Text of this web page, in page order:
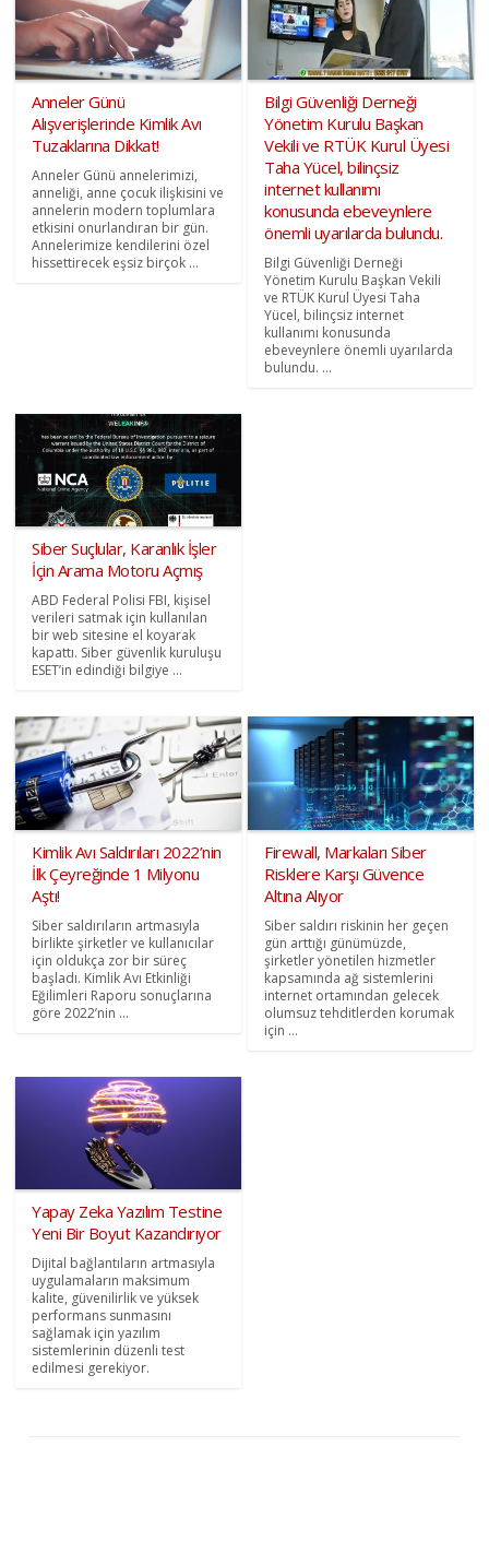
Anneler Günü
Alışverişlerinde Kimlik Avı
Tuzaklarına Dikkat!
Anneler Günü annelerimizi,
anneliği, anne çocuk ilişkisini ve
annelerin modern toplumlara
etkisini onurlandıran bir gün.
Annelerimize kendilerini özel
hissettirecek eşsiz birçok ...
Bilgi Güvenliği Derneği
Yönetim Kurulu Başkan
Vekili ve RTÜK Kurul Üyesi
Taha Yücel, bilinçsiz
internet kullanımı
konusunda ebeveynlere
önemli uyarılarda bulundu.
Bilgi Güvenliği Derneği
Yönetim Kurulu Başkan Vekili
ve RTÜK Kurul Üyesi Taha
Yücel, bilinçsiz internet
kullanımı konusunda
ebeveynlere önemli uyarılarda
bulundu. ...
Siber Suçlular, Karanlık İşler
İçin Arama Motoru Açmış
ABD Federal Polisi FBI, kişisel
verileri satmak için kullanılan
bir web sitesine el koyarak
kapattı. Siber güvenlik kuruluşu
ESET’in edindiği bilgiye ...
Kimlik Avı Saldırıları 2022’nin
İlk Çeyreğinde 1 Milyonu
Aştı!
Siber saldırıların artmasıyla
birlikte şirketler ve kullanıcılar
için oldukça zor bir süreç
başladı. Kimlik Avı Etkinliği
Eğilimleri Raporu sonuçlarına
göre 2022’nin ...
Firewall, Markaları Siber
Risklere Karşı Güvence
Altına Alıyor
Siber saldırı riskinin her geçen
gün arttığı günümüzde,
şirketler yönetilen hizmetler
kapsamında ağ sistemlerini
internet ortamından gelecek
olumsuz tehditlerden korumak
için ...
Yapay Zeka Yazılım Testine
Yeni Bir Boyut Kazandırıyor
Dijital bağlantıların artmasıyla
uygulamaların maksimum
kalite, güvenilirlik ve yüksek
performans sunmasını
sağlamak için yazılım
sistemlerinin düzenli test
edilmesi gerekiyor.